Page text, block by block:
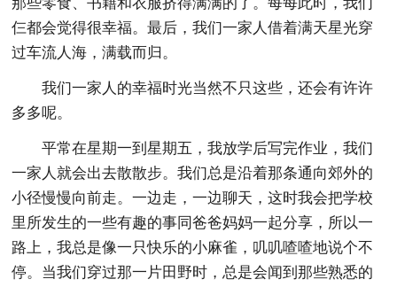
仨都会觉得很幸福。最后，我们一家人借着满天星光穿
过车流人海，满载而归。
我们一家人的幸福时光当然不只这些，还会有许许
多多呢。
平常在星期一到星期五，我放学后写完作业，我们
一家人就会出去散散步。我们总是沿着那条通向郊外的
小径慢慢向前走。一边走，一边聊天，这时我会把学校
里所发生的一些有趣的事同爸爸妈妈一起分享，所以一
路上，我总是像一只快乐的小麻雀，叽叽喳喳地说个不
停。当我们穿过那一片田野时，总是会闻到那些熟悉的